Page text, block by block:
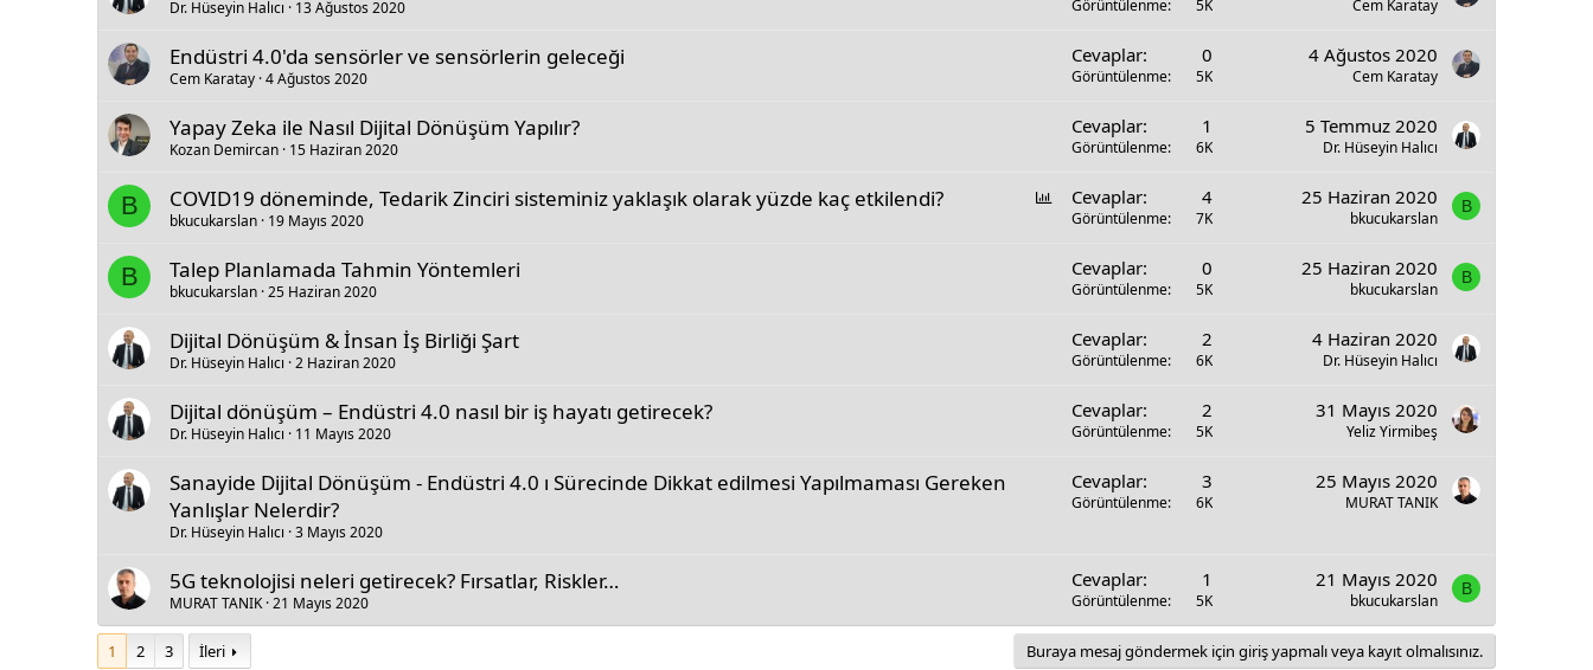
Dr. Hüseyin Halıcı 13 Ağustos 2020 Görüntülenme 5K Cem Karatay
Endüstri 4.0'da sensörler ve sensörlerin geleceği
Cem Karatay 4 Ağustos 2020
Cevaplar 0
Görüntülenme 5K
4 Ağustos 2020
Cem Karatay
Yapay Zeka ile Nasıl Dijital Dönüşüm Yapılır?
Kozan Demircan 15 Haziran 2020
Cevaplar 1
Görüntülenme 6K
5 Temmuz 2020
Dr. Hüseyin Halıcı
B COVID19 döneminde, Tedarik Zinciri sisteminiz yaklaşık olarak yüzde kaç etkilendi?
bkucukarslan 19 Mayıs 2020
Cevaplar 4
Görüntülenme 7K
25 Haziran 2020
bkucukarslan
B
B Talep Planlamada Tahmin Yöntemleri
bkucukarslan 25 Haziran 2020
Cevaplar 0
Görüntülenme 5K
25 Haziran 2020
bkucukarslan
B
Dijital Dönüşüm & İnsan İş Birliği Şart
Dr. Hüseyin Halıcı 2 Haziran 2020
Cevaplar 2
Görüntülenme 6K
4 Haziran 2020
Dr. Hüseyin Halıcı
Dijital dönüşüm – Endüstri 4.0 nasıl bir iş hayatı getirecek?
Dr. Hüseyin Halıcı 11 Mayıs 2020
Cevaplar 2
Görüntülenme 5K
31 Mayıs 2020
Yeliz Yirmibeş
Sanayide Dijital Dönüşüm - Endüstri 4.0 ı Sürecinde Dikkat edilmesi Yapılmaması Gereken
Yanlışlar Nelerdir?
Dr. Hüseyin Halıcı 3 Mayıs 2020
Cevaplar 3
Görüntülenme 6K
25 Mayıs 2020
MURAT TANIK
5G teknolojisi neleri getirecek? Fırsatlar, Riskler…
MURAT TANIK 21 Mayıs 2020
Cevaplar 1
Görüntülenme 5K
21 Mayıs 2020
bkucukarslan
B
1 2 3 İleri Buraya mesaj göndermek için giriş yapmalı veya kayıt olmalısınız.